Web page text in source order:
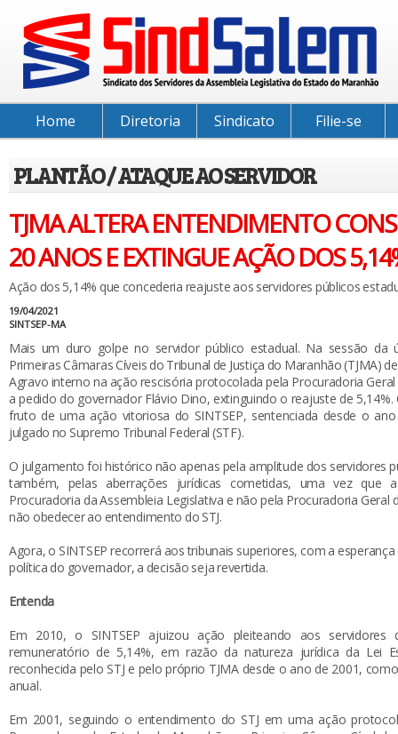
Home Diretoria Sindicato Filie-se
PLANTÃO / ATAQUE AO SERVIDOR
TJMA ALTERA ENTENDIMENTO
20 ANOS E EXTINGUE AÇÃO DOS
Ação dos 5,14% que concederia reajuste aos servidores públicos
19/04/2021
SINTSEP-MA
Mais um duro golpe no servidor público estadual. Na sessão da
Primeiras Câmaras Cíveis do Tribunal de Justiça do Maranhão (TJMA)
Agravo interno na ação rescisória protocolada pela Procuradoria
a pedido do governador Flávio Dino, extinguindo o reajuste de
fruto de uma ação vitoriosa do SINTSEP, sentenciada desde o
julgado no Supremo Tribunal Federal (STF).
O julgamento foi histórico não apenas pela amplitude dos servidores
também, pelas aberrações jurídicas cometidas, uma vez que
Procuradoria da Assembleia Legislativa e não pela Procuradoria Geral
não obedecer ao entendimento do STJ.
Agora, o SINTSEP recorrerá aos tribunais superiores, com a
política do governador, a decisão seja revertida.
Entenda
Em 2010, o SINTSEP ajuizou ação pleiteando aos
remuneratório de 5,14%, em razão da natureza jurídica da Lei
reconhecida pelo STJ e pelo próprio TJMA desde o ano de 2001,
anual.
Em 2001, seguindo o entendimento do STJ em uma ação